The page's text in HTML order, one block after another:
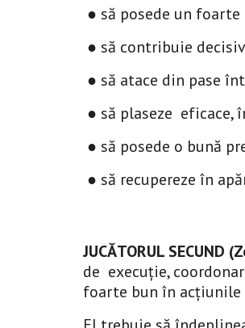
● să posede un
● să contribuie
● să atace din pase
● să plaseze eficace,
● să posede o bună
● să recupereze în
JUCĂTORUL SECUND
de execuție,
foarte bun în acțiunile